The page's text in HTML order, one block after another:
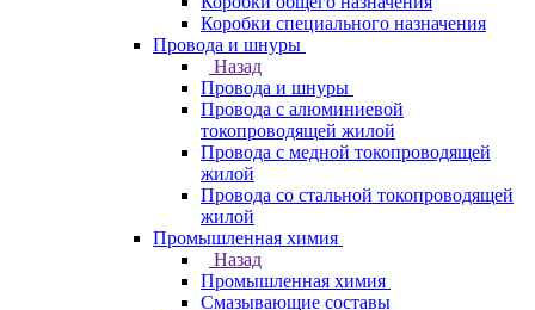
Коробки специального назначения
Провода и шнуры
Назад
Провода и шнуры
Провода с алюминиевой
токопроводящей жилой
Провода с медной токопроводящей
жилой
Провода со стальной токопроводящей
жилой
Промышленная химия
Назад
Промышленная химия
Смазывающие составы